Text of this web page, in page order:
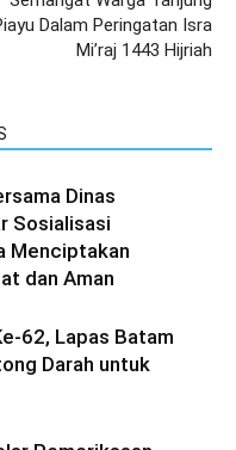
Dalam Peringatan Isra
Mi’raj 1443 Hijriah
Dinas
Sosialisasi
Menciptakan
dan Aman
62, Lapas Batam
Darah untuk